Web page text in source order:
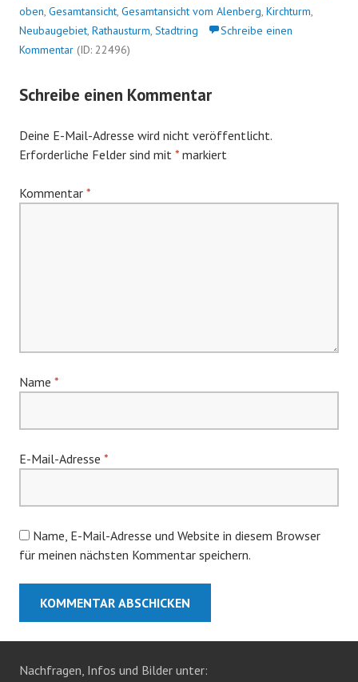
oben, Gesamtansicht, Gesamtansicht vom Alenberg, Kirchturm,
Neubaugebiet, Rathausturm, Stadtring
Schreibe einen
Kommentar (ID: 22496)
Schreibe einen Kommentar
Deine E-Mail-Adresse wird nicht veröffentlicht.
Erforderliche Felder sind mit * markiert
Kommentar *
Name *
E-Mail-Adresse *
Name, E-Mail-Adresse und Website in diesem Browser
für meinen nächsten Kommentar speichern.
Nachfragen, Infos und Bilder unter: